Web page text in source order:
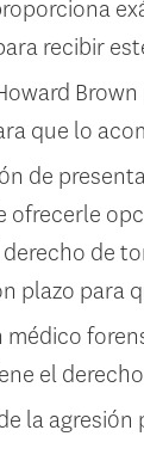
recibir
que lo
de
ofrecerle
de
plazo para
médico
el
la